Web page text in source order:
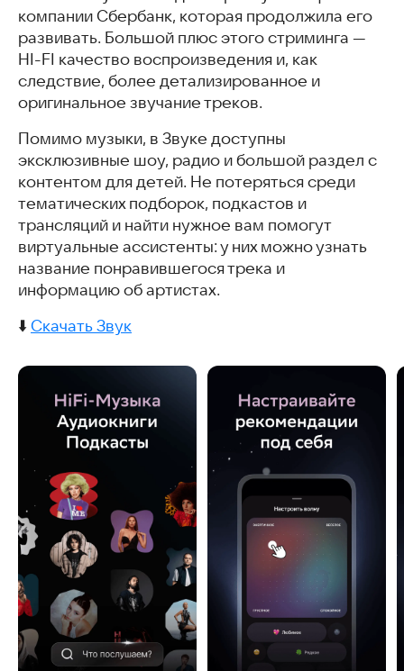
компании Сбербанк, которая продолжила его
развивать. Большой плюс этого стриминга —
HI-FI качество воспроизведения и, как
следствие, более детализированное и
оригинальное звучание треков.
Помимо музыки, в Звуке доступны
эксклюзивные шоу, радио и большой раздел с
контентом для детей. Не потеряться среди
тематических подборок, подкастов и
трансляций и найти нужное вам помогут
виртуальные ассистенты: у них можно узнать
название понравившегося трека и
информацию об артистах.
⬇️ Скачать Звук